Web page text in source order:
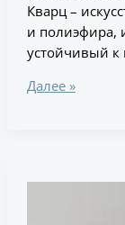
Кварц –
и полиэфира,
устойчивый к
Далее »